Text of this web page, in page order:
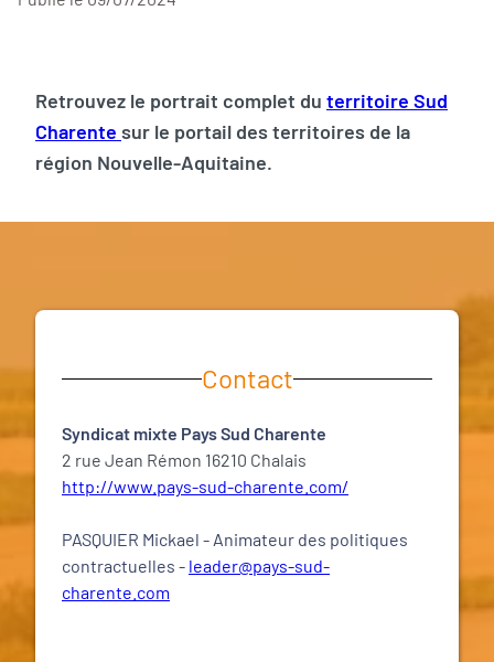
Retrouvez le portrait complet du territoire Sud
Charente sur le portail des territoires de la
région Nouvelle-Aquitaine.
Contact
Syndicat mixte Pays Sud Charente
2 rue Jean Rémon 16210 Chalais
http://www.pays-sud-charente.com/
PASQUIER Mickael - Animateur des politiques
contractuelles - leader@pays-sud-
charente.com